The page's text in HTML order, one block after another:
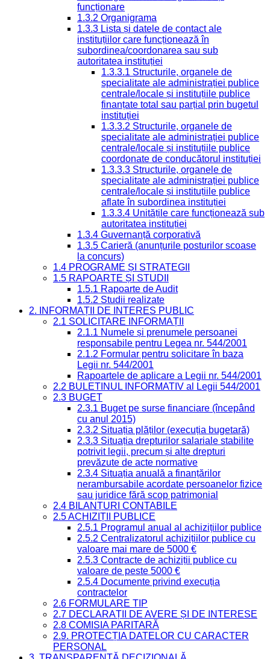
funcționare
1.3.2 Organigrama
1.3.3 Lista și datele de contact ale
instituțiilor care funcționează în
subordinea/coordonarea sau sub
autoritatea instituției
1.3.3.1 Structurile, organele de
specialitate ale administrației publice
centrale/locale și instituțiile publice
finanțate total sau parțial prin bugetul
instituției
1.3.3.2 Structurile, organele de
specialitate ale administrației publice
centrale/locale și instituțiile publice
coordonate de conducătorul instituției
1.3.3.3 Structurile, organele de
specialitate ale administrației publice
centrale/locale și instituțiile publice
aflate în subordinea instituției
1.3.3.4 Unitățile care funcționează sub
autoritatea instituției
1.3.4 Guvernanță corporativă
1.3.5 Carieră (anunțurile posturilor scoase
la concurs)
1.4 PROGRAME ȘI STRATEGII
1.5 RAPOARTE ȘI STUDII
1.5.1 Rapoarte de Audit
1.5.2 Studii realizate
2. INFORMAȚII DE INTERES PUBLIC
2.1 SOLICITARE INFORMAȚII
2.1.1 Numele și prenumele persoanei
responsabile pentru Legea nr. 544/2001
2.1.2 Formular pentru solicitare în baza
Legii nr. 544/2001
Rapoartele de aplicare a Legii nr. 544/2001
2.2 BULETINUL INFORMATIV al Legii 544/2001
2.3 BUGET
2.3.1 Buget pe surse financiare (începând
cu anul 2015)
2.3.2 Situația plăților (execuția bugetară)
2.3.3 Situația drepturilor salariale stabilite
potrivit legii, precum și alte drepturi
prevăzute de acte normative
2.3.4 Situația anuală a finanțărilor
nerambursabile acordate persoanelor fizice
sau juridice fără scop patrimonial
2.4 BILANȚURI CONTABILE
2.5 ACHIZIȚII PUBLICE
2.5.1 Programul anual al achizițiilor publice
2.5.2 Centralizatorul achizițiilor publice cu
valoare mai mare de 5000 €
2.5.3 Contracte de achiziții publice cu
valoare de peste 5000 €
2.5.4 Documente privind execuția
contractelor
2.6 FORMULARE TIP
2.7 DECLARAȚII DE AVERE ȘI DE INTERESE
2.8 COMISIA PARITARĂ
2.9. PROTECȚIA DATELOR CU CARACTER
PERSONAL